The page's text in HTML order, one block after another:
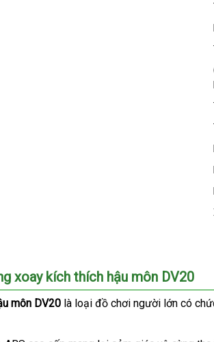
xoay kích thích hậu môn DV20
môn DV20 là loại đồ chơi người lớn có